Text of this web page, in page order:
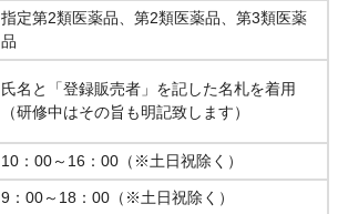
指定第2類医薬品、第2類医薬品、第3類医薬
品
氏名と「登録販売者」を記した名札を着用
（研修中はその旨も明記致します）
10：00～16：00（※土日祝除く）
9：00～18：00（※土日祝除く）